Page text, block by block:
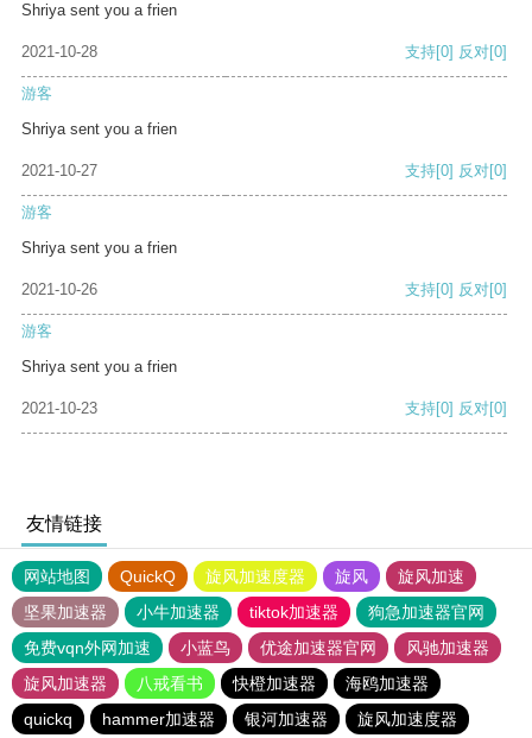
Shriya sent you a frien
2021-10-28 支持[0] 反对[0]
游客
Shriya sent you a frien
2021-10-27 支持[0] 反对[0]
游客
Shriya sent you a frien
2021-10-26 支持[0] 反对[0]
游客
Shriya sent you a frien
2021-10-23 支持[0] 反对[0]
友情链接
网站地图 QuickQ 旋风加速度器 旋风
旋风加速
坚果加速器
小牛加速器 tiktok加速器
狗急加速器官网
免费vqn外网加速
小蓝鸟 优途加速器官网
风驰加速器
旋风加速器
八戒看书 快橙加速器
海鸥加速器
quickq
hammer加速器 银河加速器 旋风加速度器